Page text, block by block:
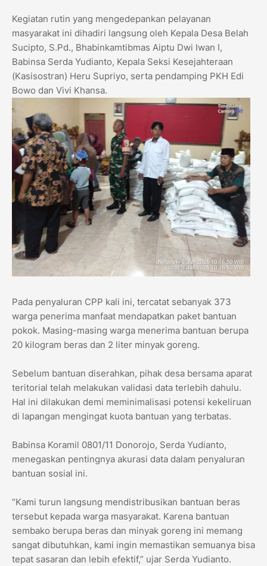
​Kegiatan rutin yang mengedepankan pelayanan
masyarakat ini dihadiri langsung oleh Kepala Desa Belah
Sucipto, S.Pd., Bhabinkamtibmas Aiptu Dwi Iwan I,
Babinsa Serda Yudianto, Kepala Seksi Kesejahteraan
(Kasisostran) Heru Supriyo, serta pendamping PKH Edi
Bowo dan Vivi Khansa.
​Pada penyaluran CPP kali ini, tercatat sebanyak 373
warga penerima manfaat mendapatkan paket bantuan
pokok. Masing-masing warga menerima bantuan berupa
20 kilogram beras dan 2 liter minyak goreng.
​Sebelum bantuan diserahkan, pihak desa bersama aparat
teritorial telah melakukan validasi data terlebih dahulu.
Hal ini dilakukan demi meminimalisasi potensi kekeliruan
di lapangan mengingat kuota bantuan yang terbatas.
​Babinsa Koramil 0801/11 Donorojo, Serda Yudianto,
menegaskan pentingnya akurasi data dalam penyaluran
bantuan sosial ini.
​“Kami turun langsung mendistribusikan bantuan beras
tersebut kepada warga masyarakat. Karena bantuan
sembako berupa beras dan minyak goreng ini memang
sangat dibutuhkan, kami ingin memastikan semuanya bisa
tepat sasaran dan lebih efektif,” ujar Serda Yudianto.